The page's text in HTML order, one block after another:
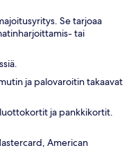
Se tarjoaa
tai
ja palovaroitin takaavat
ja pankkikortit.
American